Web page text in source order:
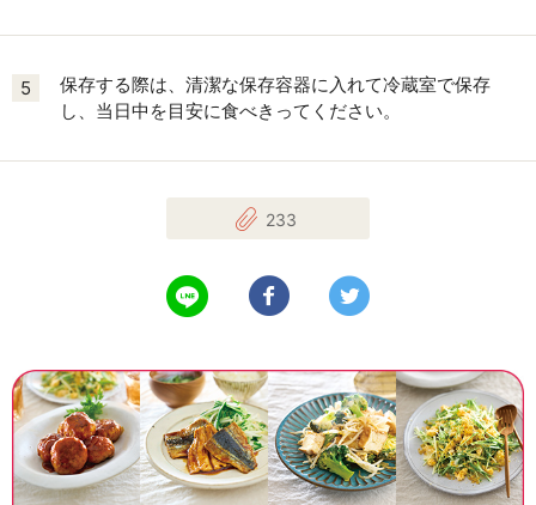
5
保存する際は、清潔な保存容器に入れて冷蔵室で保存
し、当日中を目安に食べきってください。
233
LINEで送る Facebookでシェアする